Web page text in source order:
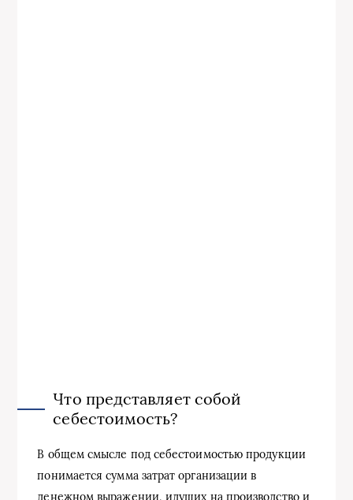
Что представляет собой
себестоимость?
В общем смысле под себестоимостью продукции
понимается сумма затрат организации в
денежном выражении, идущих на производство и